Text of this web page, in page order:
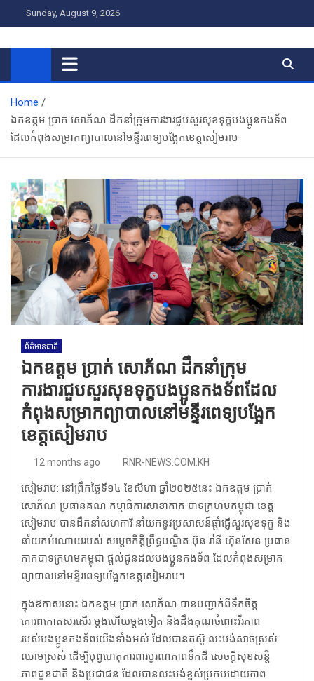
to
Sunday, August 9, 2026
RNR NEWS អអិនអ ញូស៍
Home
ឯកឧត្តម ប្រាក់ សោភ័ណ ដឹកនាំក្រុមការងារជួបសួរសុខទុក្ខបងប្អូនកងទ័ព
ដែលកំពុងសម្រាកព្យាបាលនៅមន្ទីរពេទ្យបង្អែកខេត្តសៀមរាប
ព័ត៌មានជាតិ
ឯកឧត្តម ប្រាក់ សោភ័ណ ដឹកនាំក្រុម
ការងារជួបសួរសុខទុក្ខបងប្អូនកងទ័ពដែល
កំពុងសម្រាកព្យាបាលនៅមន្ទីរពេទ្យបង្អែក
ខេត្តសៀមរាប
12 months ago RNR-NEWS.COM.KH
សៀមរាប​: នៅព្រឹកថ្ងៃទី១៤ ខែសីហា ឆ្នាំ២០២៥នេះ ឯកឧត្តម ប្រាក់
សោភ័ណ ប្រធានគណៈកម្មាធិការសាខាកាក បាទក្រហមកម្ពុជា ខេត្ត
សៀមរាប បានដឹកនាំសហការី នាំយកនូវប្រសាសន៍ផ្ដាំផ្ញើសួរសុខទុក្ខ និង
នាំយកអំណោយរបស់ សម្តេចកិត្តិព្រឹទ្ធបណ្ឌិត ប៊ុន រ៉ានី ហ៊ុនសែន ប្រធាន
កាកបាទក្រហមកម្ពុជា ផ្តល់ជូនដល់បងប្អូនកងទ័ព ដែលកំពុងសម្រាក
ព្យាបាលនៅមន្ទីរពេទ្យបង្អែកខេត្តសៀមរាប។
ក្នុងឱកាសនោះ ឯកឧត្តម ប្រាក់ សោភ័ណ បានបញ្ជាក់ពីទឹកចិត្ត
គោរពកោតសរសើរ ម្តងហើយម្តងទៀត និងដឹងគុណចំពោះវីរភាព
របស់បងប្អូនកងទ័ពយើងទាំងអស់ ដែលបានតស៊ូ លះបង់សាច់ស្រស់
ឈាមស្រស់ ដើម្បីបុព្វហេតុការពារបូរណភាពទឹកដី សេចក្តីសុខសន្តិ
ភាពជូនជាតិ និងប្រជាជន ដែលបានលះបង់ខ្ពស់ប្រកបដោយភាព